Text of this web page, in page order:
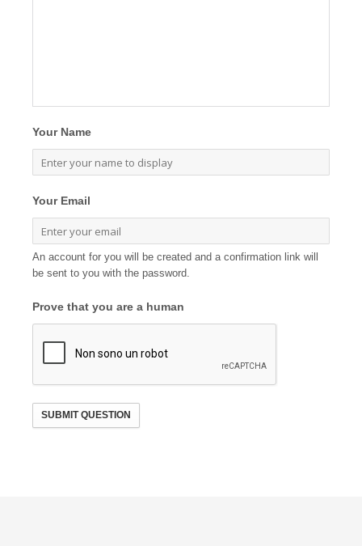
Your Name
Your Email
An account for you will be created and a confirmation link will
be sent to you with the password.
Prove that you are a human
SUBMIT QUESTION